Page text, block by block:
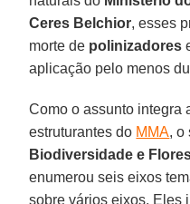
Ceres Belchior, esses
morte de polinizadores
aplicação pelo menos
Como o assunto integra
estruturantes do MMA, o
Biodiversidade e
enumerou seis eixos
sobre vários eixos. Eles